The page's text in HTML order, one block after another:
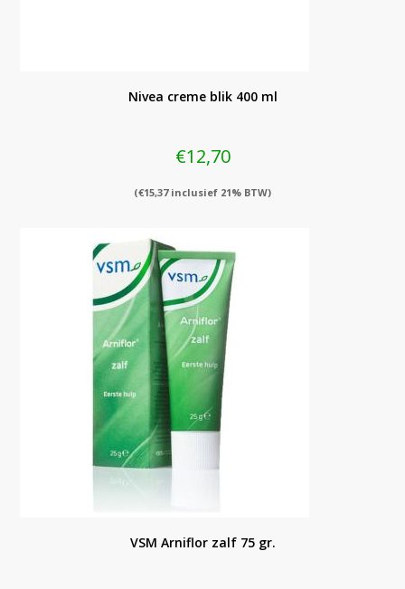
Nivea creme blik 400 ml
€12,70
(€15,37inclusief 21% BTW)
VSM Arniflor zalf 75 gr.